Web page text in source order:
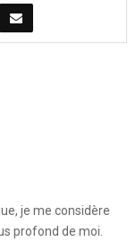
je me considère
profond de moi.